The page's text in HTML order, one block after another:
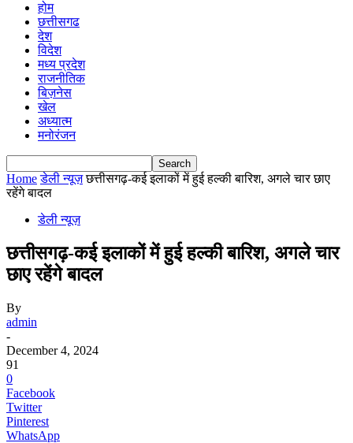
होम
छत्तीसगढ
देश
विदेश
मध्य प्रदेश
राजनीतिक
बिज़नेस
खेल
अध्यात्म
मनोरंजन
Home डेली न्यूज़ छत्तीसगढ़-कई इलाकों में हुई हल्की बारिश, अगले चार छाए
रहेंगे बादल
डेली न्यूज़
छत्तीसगढ़-कई इलाकों में हुई हल्की बारिश, अगले चार
छाए रहेंगे बादल
By
admin
-
December 4, 2024
91
0
Facebook
Twitter
Pinterest
WhatsApp